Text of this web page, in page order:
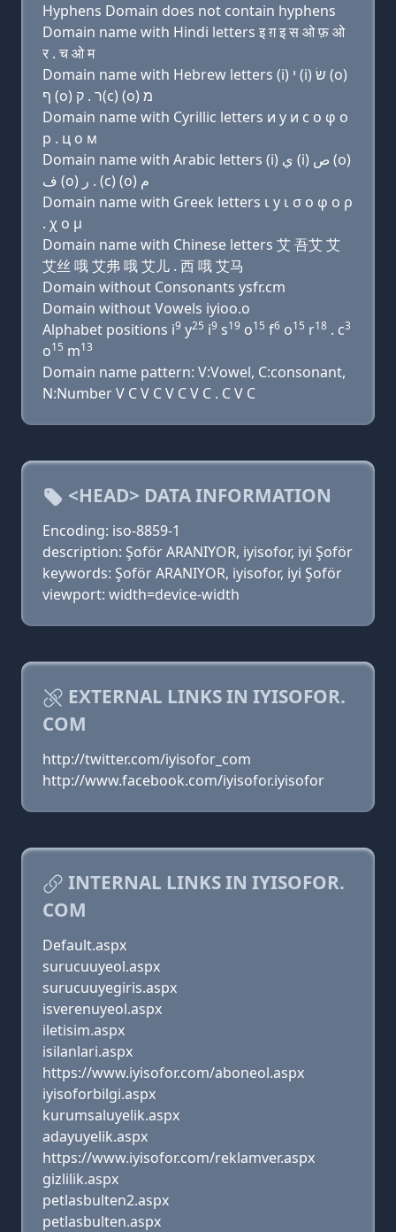
Hyphens Domain does not contain hyphens
Domain name with Hindi letters इ ग़ इ स ओ फ़ ओ
र . च ओ म
Domain name with Hebrew letters (i) י (i) שׂ (ο)
ף (ο) ר . ק(c) (ο) מ
Domain name with Cyrillic letters и y и с о φ о
р . ц о м
Domain name with Arabic letters (i) ﻱ (i) ﺹ (o)
ﻑ (o) ﺭ . (c) (o) ﻡ
Domain name with Greek letters ι y ι σ ο φ ο ρ
. χ ο μ
Domain name with Chinese letters 艾 吾艾 艾
艾丝 哦 艾弗 哦 艾儿 . 西 哦 艾马
Domain without Consonants ysfr.cm
Domain without Vowels iyioo.o
Alphabet positions i9 y25 i9 s19 o15 f6 o15 r18 . c3
o15 m13
Domain name pattern: V:Vowel, C:consonant,
N:Number V C V C V C V C . C V C
<HEAD> DATA INFORMATION
Encoding: iso-8859-1
description: Şoför ARANIYOR, iyisofor, iyi Şoför
keywords: Şoför ARANIYOR, iyisofor, iyi Şoför
viewport: width=device-width
EXTERNAL LINKS IN IYISOFOR.
COM
http://twitter.com/iyisofor_com
http://www.facebook.com/iyisofor.iyisofor
INTERNAL LINKS IN IYISOFOR.
COM
Default.aspx
surucuuyeol.aspx
surucuuyegiris.aspx
isverenuyeol.aspx
iletisim.aspx
isilanlari.aspx
https://www.iyisofor.com/aboneol.aspx
iyisoforbilgi.aspx
kurumsaluyelik.aspx
adayuyelik.aspx
https://www.iyisofor.com/reklamver.aspx
gizlilik.aspx
petlasbulten2.aspx
petlasbulten.aspx